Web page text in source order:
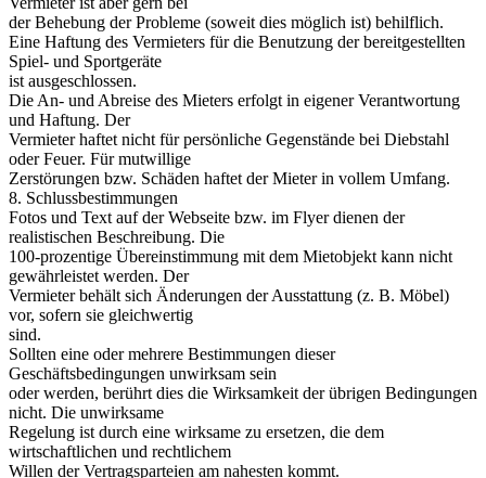
der Behebung der Probleme (soweit dies möglich ist) behilflich.
Eine Haftung des Vermieters für die Benutzung der bereitgestellten
Spiel- und Sportgeräte
ist ausgeschlossen.
Die An- und Abreise des Mieters erfolgt in eigener Verantwortung
und Haftung. Der
Vermieter haftet nicht für persönliche Gegenstände bei Diebstahl
oder Feuer. Für mutwillige
Zerstörungen bzw. Schäden haftet der Mieter in vollem Umfang.
8. Schlussbestimmungen
Fotos und Text auf der Webseite bzw. im Flyer dienen der
realistischen Beschreibung. Die
100-prozentige Übereinstimmung mit dem Mietobjekt kann nicht
gewährleistet werden. Der
Vermieter behält sich Änderungen der Ausstattung (z. B. Möbel)
vor, sofern sie gleichwertig
sind.
Sollten eine oder mehrere Bestimmungen dieser
Geschäftsbedingungen unwirksam sein
oder werden, berührt dies die Wirksamkeit der übrigen Bedingungen
nicht. Die unwirksame
Regelung ist durch eine wirksame zu ersetzen, die dem
wirtschaftlichen und rechtlichem
Willen der Vertragsparteien am nahesten kommt.